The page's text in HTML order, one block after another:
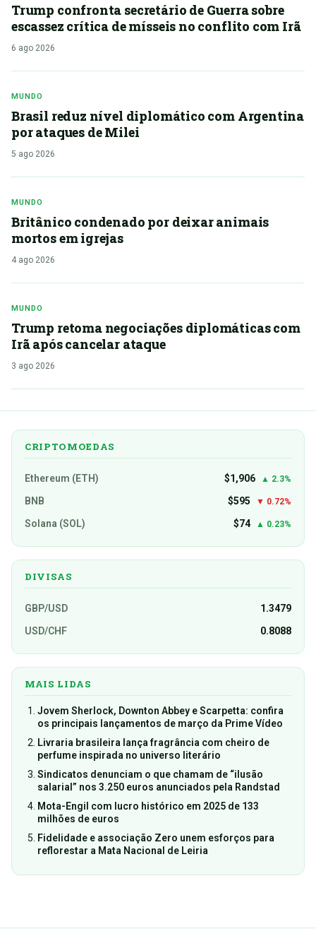
Trump confronta secretário de Guerra sobre
escassez crítica de mísseis no conflito com Irã
6 ago 2026
MUNDO
Brasil reduz nível diplomático com Argentina
por ataques de Milei
5 ago 2026
MUNDO
Britânico condenado por deixar animais
mortos em igrejas
4 ago 2026
MUNDO
Trump retoma negociações diplomáticas com
Irã após cancelar ataque
3 ago 2026
CRIPTOMOEDAS
Ethereum (ETH) $1,906 ▲ 2.3%
BNB $595 ▼ 0.72%
Solana (SOL) $74 ▲ 0.23%
DIVISAS
GBP/USD
1.3479
USD/CHF
0.8088
MAIS LIDAS
Jovem Sherlock, Downton Abbey e Scarpetta: confira
os principais lançamentos de março da Prime Vídeo
Livraria brasileira lança fragrância com cheiro de
perfume inspirada no universo literário
Sindicatos denunciam o que chamam de “ilusão
salarial” nos 3.250 euros anunciados pela Randstad
Mota-Engil com lucro histórico em 2025 de 133
milhões de euros
Fidelidade e associação Zero unem esforços para
reflorestar a Mata Nacional de Leiria